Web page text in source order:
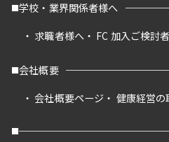
学校・業界関係者様へ
求職者様へ
FC 加入ご検討
会社概要
会社概要ページ
健康経営の